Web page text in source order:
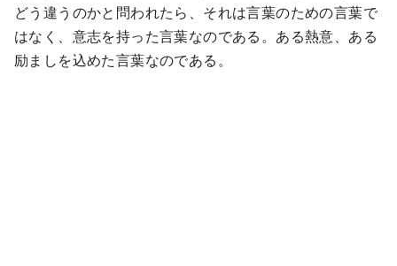
どう違うのかと問われたら、それは言葉のための言葉で
はなく、意志を持った言葉なのである。ある熱意、ある
励ましを込めた言葉なのである。